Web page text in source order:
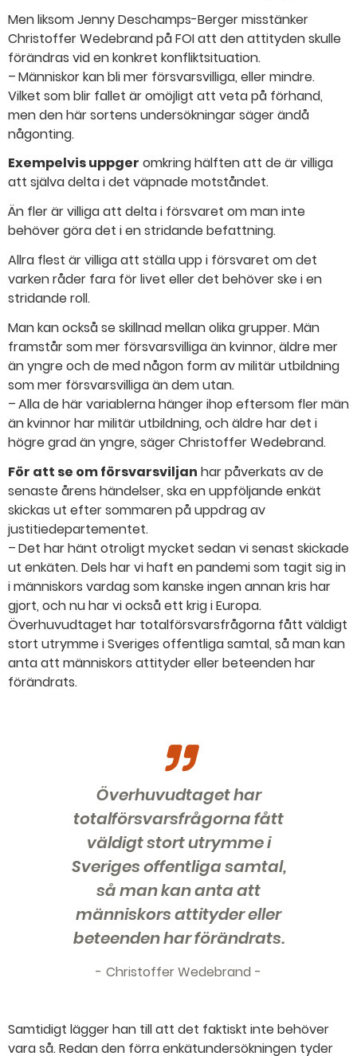
Men liksom Jenny Deschamps-Berger misstänker
Christoffer Wedebrand på FOI att den attityden skulle
förändras vid en konkret konfliktsituation.
– Människor kan bli mer försvarsvilliga, eller mindre.
Vilket som blir fallet är omöjligt att veta på förhand,
men den här sortens undersökningar säger ändå
någonting.
Exempelvis uppger omkring hälften att de är villiga
att själva delta i det väpnade motståndet.
Än fler är villiga att delta i försvaret om man inte
behöver göra det i en stridande befattning.
Allra flest är villiga att ställa upp i försvaret om det
varken råder fara för livet eller det behöver ske i en
stridande roll.
Man kan också se skillnad mellan olika grupper. Män
framstår som mer försvarsvilliga än kvinnor, äldre mer
än yngre och de med någon form av militär utbildning
som mer försvarsvilliga än dem utan.
– Alla de här variablerna hänger ihop eftersom fler män
än kvinnor har militär utbildning, och äldre har det i
högre grad än yngre, säger Christoffer Wedebrand.
För att se om försvarsviljan har påverkats av de
senaste årens händelser, ska en uppföljande enkät
skickas ut efter sommaren på uppdrag av
justitiedepartementet.
– Det har hänt otroligt mycket sedan vi senast skickade
ut enkäten. Dels har vi haft en pandemi som tagit sig in
i människors vardag som kanske ingen annan kris har
gjort, och nu har vi också ett krig i Europa.
Överhuvudtaget har totalförsvarsfrågorna fått väldigt
stort utrymme i Sveriges offentliga samtal, så man kan
anta att människors attityder eller beteenden har
förändrats.
Överhuvudtaget har
totalförsvarsfrågorna fått
väldigt stort utrymme i
Sveriges offentliga samtal,
så man kan anta att
människors attityder eller
beteenden har förändrats.
Christoffer Wedebrand
Samtidigt lägger han till att det faktiskt inte behöver
vara så. Redan den förra enkätundersökningen tyder